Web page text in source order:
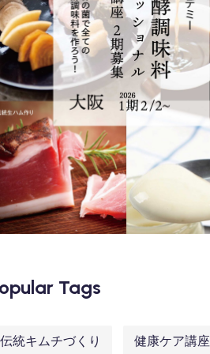
Tags
伝統キムチづくり 健康ケア講座